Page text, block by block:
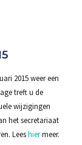
2015 weer een
treft u de
wijzigingen
het secretariaat
Leeshiermeer.